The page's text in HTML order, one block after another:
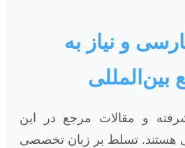
و نیاز به
بین‌المللی
و مقالات مرجع در این
هستند. تسلط بر زبان تخصصی